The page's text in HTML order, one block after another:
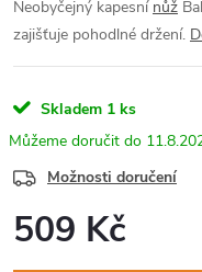
Neobyčejný kapesní nůž
zajišťuje pohodlné držení.
Skladem 1 ks
Možnosti doručení
509 Kč